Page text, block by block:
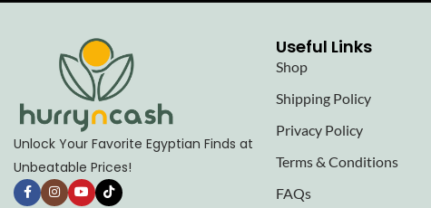
Unlock Your Favorite Egyptian Finds at
Unbeatable Prices!
Useful Links
Shop
Shipping Policy
Privacy Policy
Terms & Conditions
FAQs